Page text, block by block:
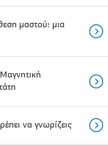
μαστού: μια
να γνωρίζεις